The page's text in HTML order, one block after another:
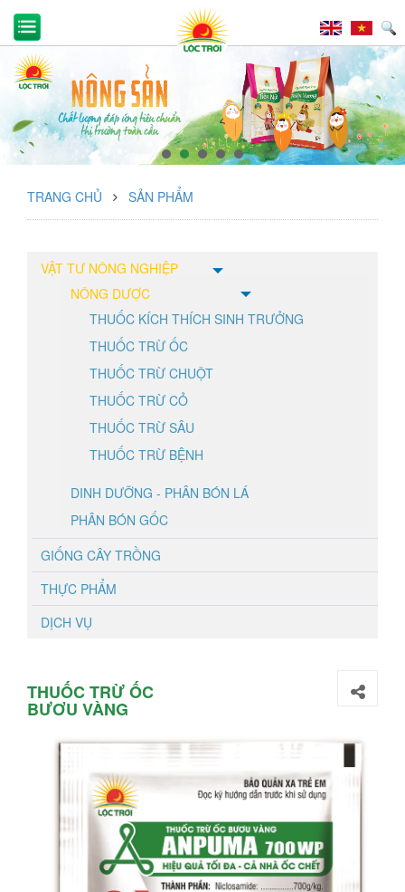
TRANG CHỦ SẢN PHẨM
VẬT TƯ NÔNG NGHIỆP
NÔNG DƯỢC
THUỐC KÍCH THÍCH SINH TRƯỞNG
THUỐC TRỪ ỐC
THUỐC TRỪ CHUỘT
THUỐC TRỪ CỎ
THUỐC TRỪ SÂU
THUỐC TRỪ BỆNH
DINH DƯỠNG - PHÂN BÓN LÁ
PHÂN BÓN GỐC
GIỐNG CÂY TRỒNG
THỰC PHẨM
DỊCH VỤ
THUỐC TRỪ ỐC
BƯƠU VÀNG